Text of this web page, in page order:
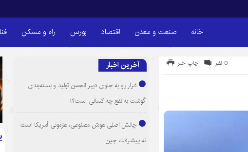
خانه صنعت و معدن اقتصاد بورس راه و مسکن
چاپ خبر 0 نظر آخرین اخبار
فرار رو به جلوی دبیر انجمن تولید و بسته‌بندی
گوشت به نفع چه کسانی است؟!
چالش اصلی هوش مصنوعی، هژمونی آمریکا است
نه پیشرفت چین